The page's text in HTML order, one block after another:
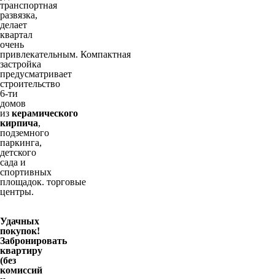
транспортная
развязка,
делает
квартал
очень
привлекательным. Компактная
застройка
предусматривает
строительство
6-ти
домов
из керамического
кирпича,
подземного
паркинга,
детского
сада и
спортивных
площадок. торговые
центры.
Удачных
покупок!
Забронировать
квартиру
(без
комиссий